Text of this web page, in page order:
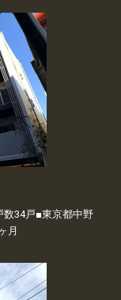
数34戸■東京都中野
月